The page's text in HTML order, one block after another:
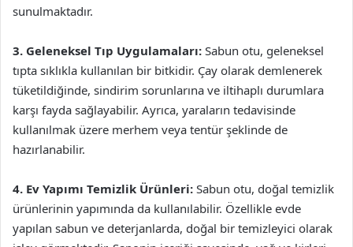
sunulmaktadır.
3. Geleneksel Tıp Uygulamaları: Sabun otu, geleneksel
tıpta sıklıkla kullanılan bir bitkidir. Çay olarak demlenerek
tüketildiğinde, sindirim sorunlarına ve iltihaplı durumlara
karşı fayda sağlayabilir. Ayrıca, yaraların tedavisinde
kullanılmak üzere merhem veya tentür şeklinde de
hazırlanabilir.
4. Ev Yapımı Temizlik Ürünleri: Sabun otu, doğal temizlik
ürünlerinin yapımında da kullanılabilir. Özellikle evde
yapılan sabun ve deterjanlarda, doğal bir temizleyici olarak